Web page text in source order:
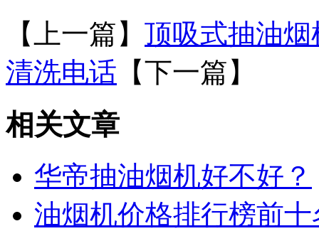
【上一篇】 顶吸式抽油
清洗电话 【下一篇】
相关文章
华帝抽油烟机好不好？
油烟机价格排行榜前